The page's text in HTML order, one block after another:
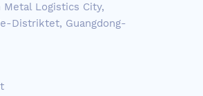
Logistics City,
Distriktet, Guangdong-